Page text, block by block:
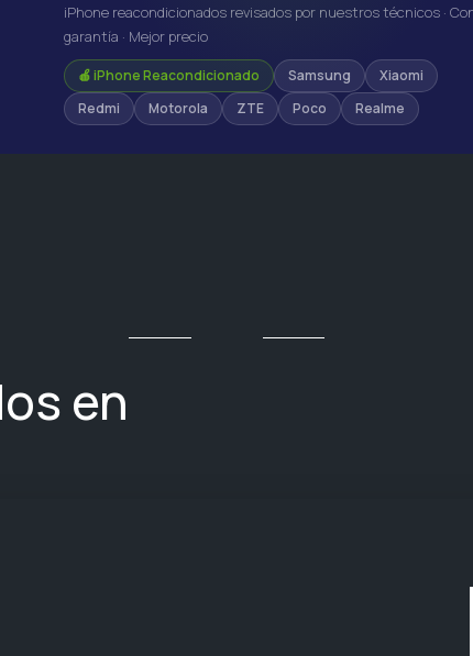
iPhone reacondicionados revisados por nuestros técnicos ·
garantía · Mejor precio
🍎 iPhone Reacondicionado Samsung
Xiaomi
Redmi
Motorola ZTE Poco Realme
en